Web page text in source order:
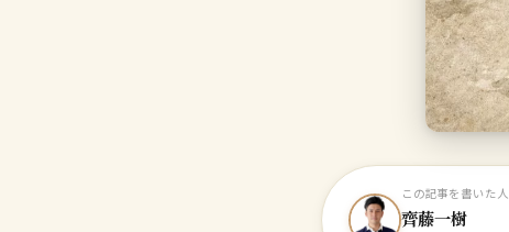
この記事を書いた人
齊藤一樹